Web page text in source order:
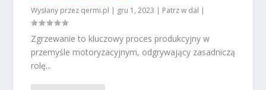
Wysłany przez qermi.pl | gru 1, 2023 | Patrz w dal |
Zgrzewanie to kluczowy proces produkcyjny w
przemyśle motoryzacyjnym, odgrywający zasadniczą
rolę...